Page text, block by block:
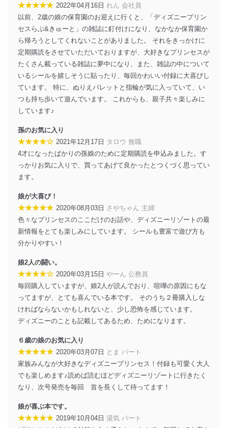
個人情報の安全管理措置
当社は、個人情報の正確性及び安全性を確保するため
に、下記セキュリティ対策をはじめとする安全対策を実
施し、個人情報の漏えい、滅失またはき損の防止及び是
正に努めます。
アクセス制御
個人データを取り扱うことのできる機器及び当該
機器を取り扱う従業者を明確化し、 個人データへ
の不要なアクセスを防止しています。
機器に標準装備されているユーザー制御機能（ユ
ーザーアカウント制御）により、個人情報データ
ベース等を取り扱う情報システムを使用する従業
者を識別・認証しています。
個人データを取り扱う機器等にセキュリティ対策
ソフトウェア等を導入し、自動更新 機能等の活用
により、これを最新状態としています。
情報システムの使用に伴う漏洩等の防止
メール等により個人データの含まれるファイルを
送信する場合に、当該ファイルへのパスワードを
設定しています。
個人情報保護マネジメントシステムの継続的改善
当社は、内部監査及びマネジメントレビューの機会を通
じて、個人情報保護マネジメントシステムを継続的に改
善し、常に最良の状態を維持します。
苦情及び相談受付け窓口
貴殿の個人情報及び当社の個人情報保護マネジメントシ
ステムに関するご相談及び苦情については以下までご連
絡ください。
適切、かつ迅速に対応させていただきます。
株式会社富士山マガジンサービス 個人情報問い合わせ
★★★★★ 2022年04月16日 れん 会社員
以前、2歳の娘の保育園のお迎えに行くと、「ディズニープリン
セスらぶ&きゅーと」の雑誌に釘付けになり、なかなか保育園か
ら帰ろうとしてくれないことがありました。 それをきっかけに
定期購読をさせていただいておりますが、大好きなプリンセスが
たくさん載っている雑誌に夢中になり、また、雑誌の中について
いるシールを嬉しそうに貼ったり、毎回かわいい付録に大喜びし
ています。 特に、ぬりえパレットと指輪が気に入っていて、い
つも持ち歩いて遊んでいます。 これからも、親子共々楽しみに
しています♪
孫のお気に入り
★★★★☆ 2021年12月17日 タロウ 無職
4才になったばかりの孫娘のために定期購読を申込みました。す
っかりお気に入りで、買ってあげて良かったとつくづく思ってい
ます。
娘が大喜び！
★★★★★ 2020年08月03日 さやちゃん 主婦
色々なプリンセスのここだけのお話や、ディズニーリゾートの最
新情報をとても楽しみにしています。 シールも豊富で遊び方も
分かりやすい！
娘2人の闘い。
★★★★☆ 2020年03月15日 やーん 公務員
毎回購入していますが、娘2人が読んでおり、喧嘩の原因にもな
ってますが、とても喜んでいる本です。 そのうち２冊購入しな
ければならないかもしれないと、少し恐怖を感じています。
ディズニーのことも記載してあるため、ためになります。
６歳の娘のお気に入り
★★★★★ 2020年03月07日 とま パート
家族みんなが大好きなディズニープリンセス！付録も可愛く大人
でも楽しめます♪読めば読むほどディズニーリゾートに行きたく
なり、次号発売を毎回 首を長くして待ってます！
娘が喜ぶ本です。
★★★★★ 2019年10月04日 湯気 パート